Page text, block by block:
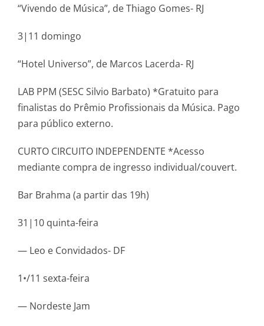
“Vivendo de Música”, de Thiago Gomes- RJ
3|11 domingo
“Hotel Universo”, de Marcos Lacerda- RJ
LAB PPM (SESC Silvio Barbato) *Gratuito para
finalistas do Prêmio Profissionais da Música. Pago
para público externo.
CURTO CIRCUITO INDEPENDENTE *Acesso
mediante compra de ingresso individual/couvert.
Bar Brahma (a partir das 19h)
31|10 quinta-feira
— Leo e Convidados- DF
1•/11 sexta-feira
— Nordeste Jam